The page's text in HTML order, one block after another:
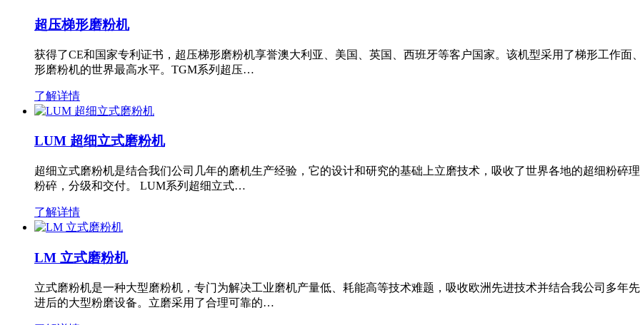
超压梯形磨粉机
获得了CE和国家专利证书，超压梯形磨粉机享誉澳大利亚、美国、英国、西班牙等客户国家。该机型采用了梯形工作
形磨粉机的世界最高水平。TGM系列超压…
了解详情
LUM 超细立式磨粉机
超细立式磨粉机是结合我们公司几年的磨机生产经验，它的设计和研究的基础上立磨技术，吸收了世界各地的超细粉碎
粉碎，分级和交付。 LUM系列超细立式…
了解详情
LM 立式磨粉机
立式磨粉机是一种大型磨粉机，专门为解决工业磨机产量低、耗能高等技术难题，吸收欧洲先进技术并结合我公司多年
进后的大型粉磨设备。立磨采用了合理可靠的…